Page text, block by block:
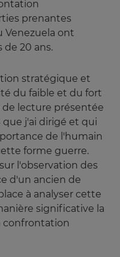
prenantes
Venezuela ont
de 20 ans.
stratégique et
du faible et du fort
lecture présentée
que j'ai dirigé et qui
de l'humain
forme guerre.
l'observation des
d'un ancien de
à analyser cette
significative la
confrontation